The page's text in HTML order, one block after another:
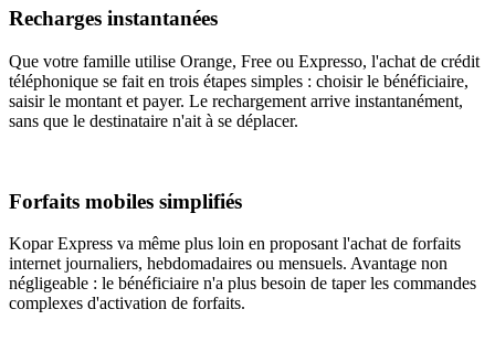
Recharges instantanées
Que votre famille utilise Orange, Free ou Expresso, l'achat de crédit
téléphonique se fait en trois étapes simples : choisir le bénéficiaire,
saisir le montant et payer. Le rechargement arrive instantanément,
sans que le destinataire n'ait à se déplacer.
Forfaits mobiles simplifiés
Kopar Express va même plus loin en proposant l'achat de forfaits
internet journaliers, hebdomadaires ou mensuels. Avantage non
négligeable : le bénéficiaire n'a plus besoin de taper les commandes
complexes d'activation de forfaits.